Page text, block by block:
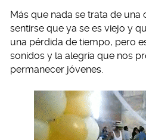
Más que nada se trata de una
sentirse que ya se es viejo y
una pérdida de tiempo, pero
sonidos y la alegría que nos
permanecer jóvenes.